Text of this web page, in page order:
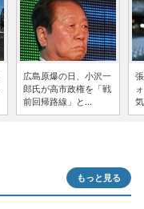
広島原爆の日、小沢一
郎氏が高市政権を「戦
前回帰路線」と...
もっと見る